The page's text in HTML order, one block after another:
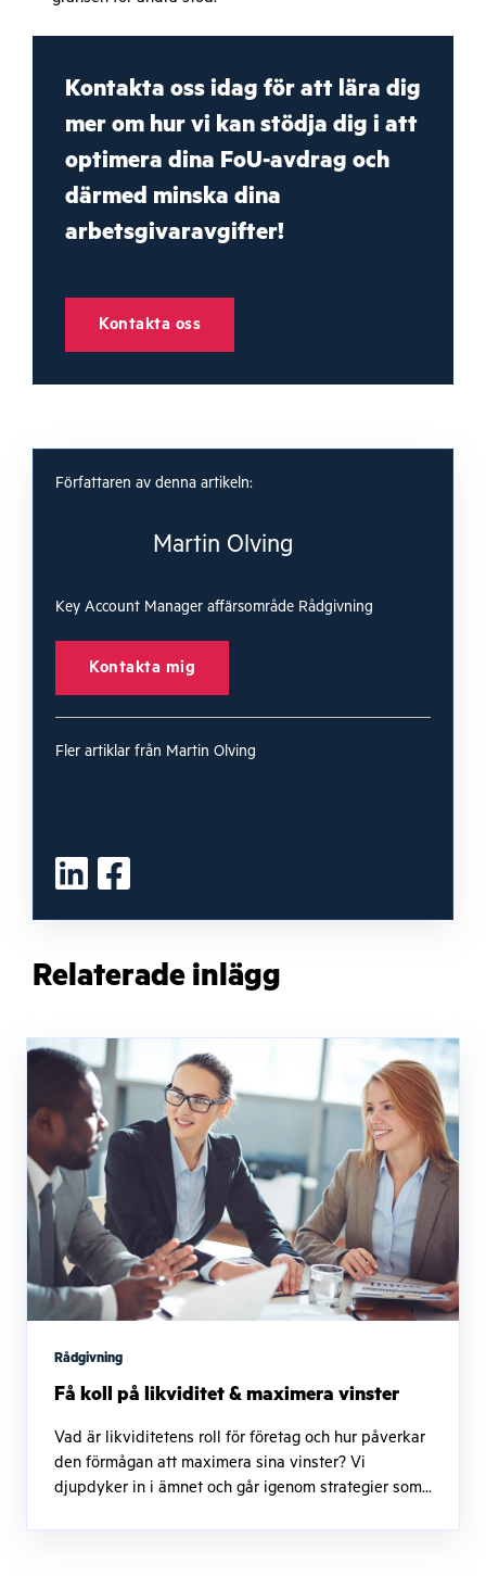
Kontakta oss idag för att lära dig
mer om hur vi kan stödja dig i att
optimera dina FoU-avdrag och
därmed minska dina
arbetsgivaravgifter!
Kontakta oss
Författaren av denna artikeln:
Martin Olving
Key Account Manager affärsområde Rådgivning
Kontakta mig
Fler artiklar från Martin Olving
Relaterade inlägg
Rådgivning
Få koll på likviditet & maximera vinster
Vad är likviditetens roll för företag och hur påverkar
den förmågan att maximera sina vinster? Vi
djupdyker in i ämnet och går igenom strategier som...